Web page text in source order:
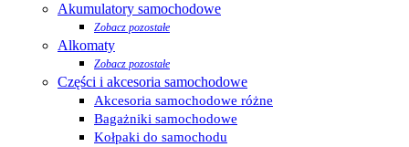
Akumulatory samochodowe
Zobacz pozostałe
Alkomaty
Zobacz pozostałe
Części i akcesoria samochodowe
Akcesoria samochodowe różne
Bagażniki samochodowe
Kołpaki do samochodu